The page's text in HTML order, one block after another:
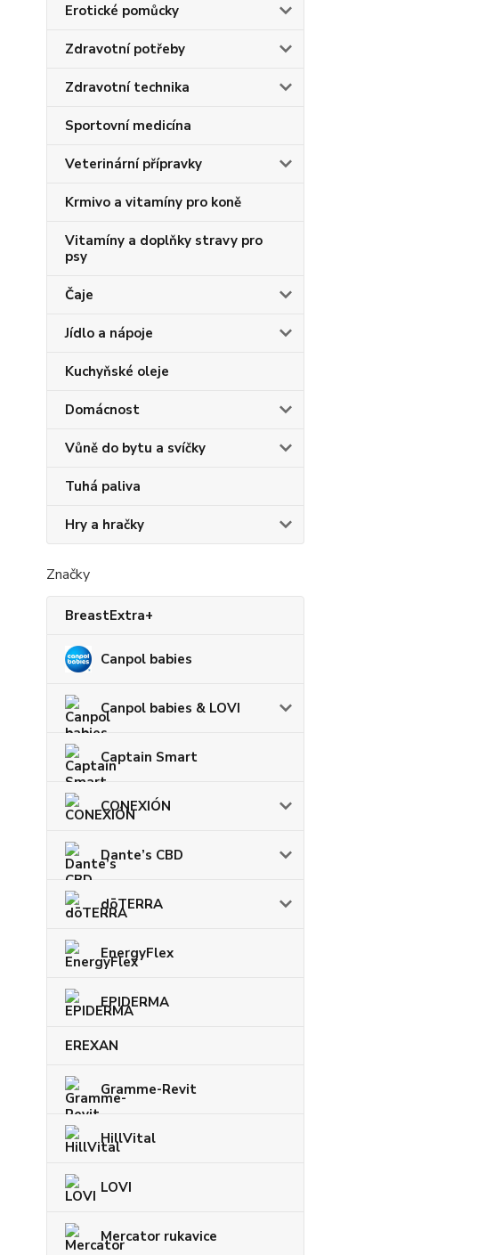
Erotické pomůcky
Zdravotní potřeby
Zdravotní technika
Sportovní medicína
Veterinární přípravky
Krmivo a vitamíny pro koně
Vitamíny a doplňky stravy pro
psy
Čaje
Jídlo a nápoje
Kuchyňské oleje
Domácnost
Vůně do bytu a svíčky
Tuhá paliva
Hry a hračky
Značky
BreastExtra+
Canpol babies
Canpol babies & LOVI
Captain Smart
CONEXIÓN
Dante’s CBD
dōTERRA
EnergyFlex
EPIDERMA
EREXAN
Gramme-Revit
HillVital
LOVI
Mercator rukavice